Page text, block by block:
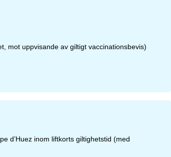
mot uppvisande av giltigt vaccinationsbevis)
d’Huez inom liftkorts giltighetstid (med